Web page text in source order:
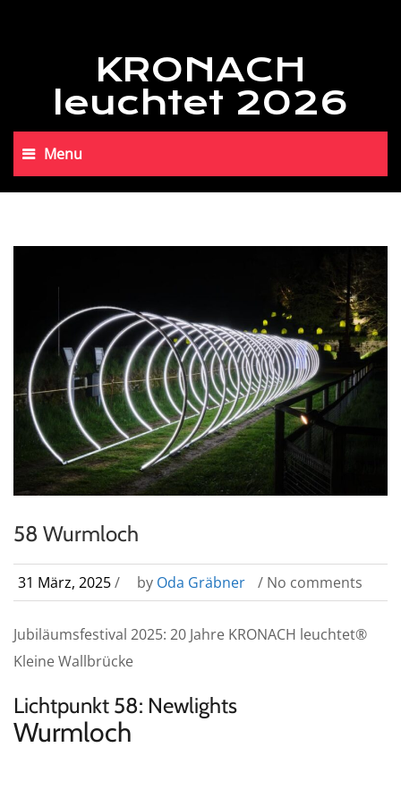
KRONACH
leuchtet 2026
Menu
58 Wurmloch
31 März, 2025/ by Oda Gräbner / No comments
Jubiläumsfestival 2025: 20 Jahre KRONACH leuchtet®
Kleine Wallbrücke
Lichtpunkt 58: Newlights
Wurmloch